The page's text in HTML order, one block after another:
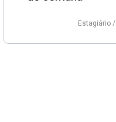
Estagiário /